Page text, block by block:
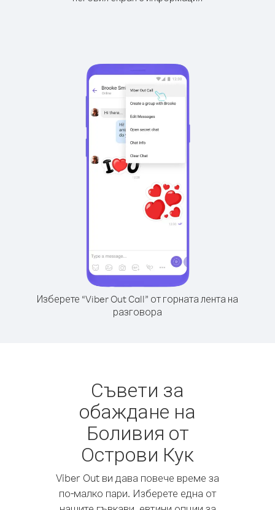
Изберете “Viber Out Call” от горната лента на
разговора
Съвети за
обаждане на
Боливия от
Острови Кук
Viber Out ви дава повече време за
по-малко пари. Изберете една от